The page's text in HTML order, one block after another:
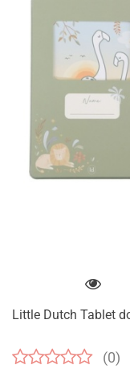
Little Dutch Tablet
(0)